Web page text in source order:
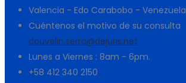
Valencia - Edo Carabobo - Venezuela
Cuéntenos el motivo de su consulta
douvelin.serra@dejuris.net
Lunes a Viernes : 8am - 6pm.
+58 412 340 2150